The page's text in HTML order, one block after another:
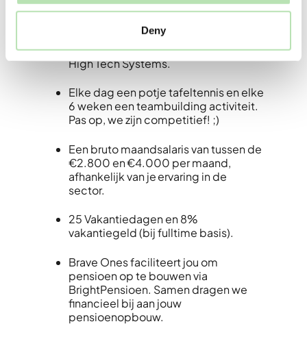
Deny
sociale impact.
Werken voor toffe opdrachtgevers als
OPEN32, HANOS, TREK en Lamers
High Tech Systems.
Elke dag een potje tafeltennis en elke
6 weken een teambuilding activiteit.
Pas op, we zijn competitief! ;)
Een bruto maandsalaris van tussen de
€2.800 en €4.000 per maand,
afhankelijk van je ervaring in de
sector.
25 Vakantiedagen en 8%
vakantiegeld (bij fulltime basis).
Brave Ones faciliteert jou om
pensioen op te bouwen via
BrightPensioen. Samen dragen we
financieel bij aan jouw
pensioenopbouw.